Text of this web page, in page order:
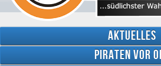
Aktuelles
Piraten vor